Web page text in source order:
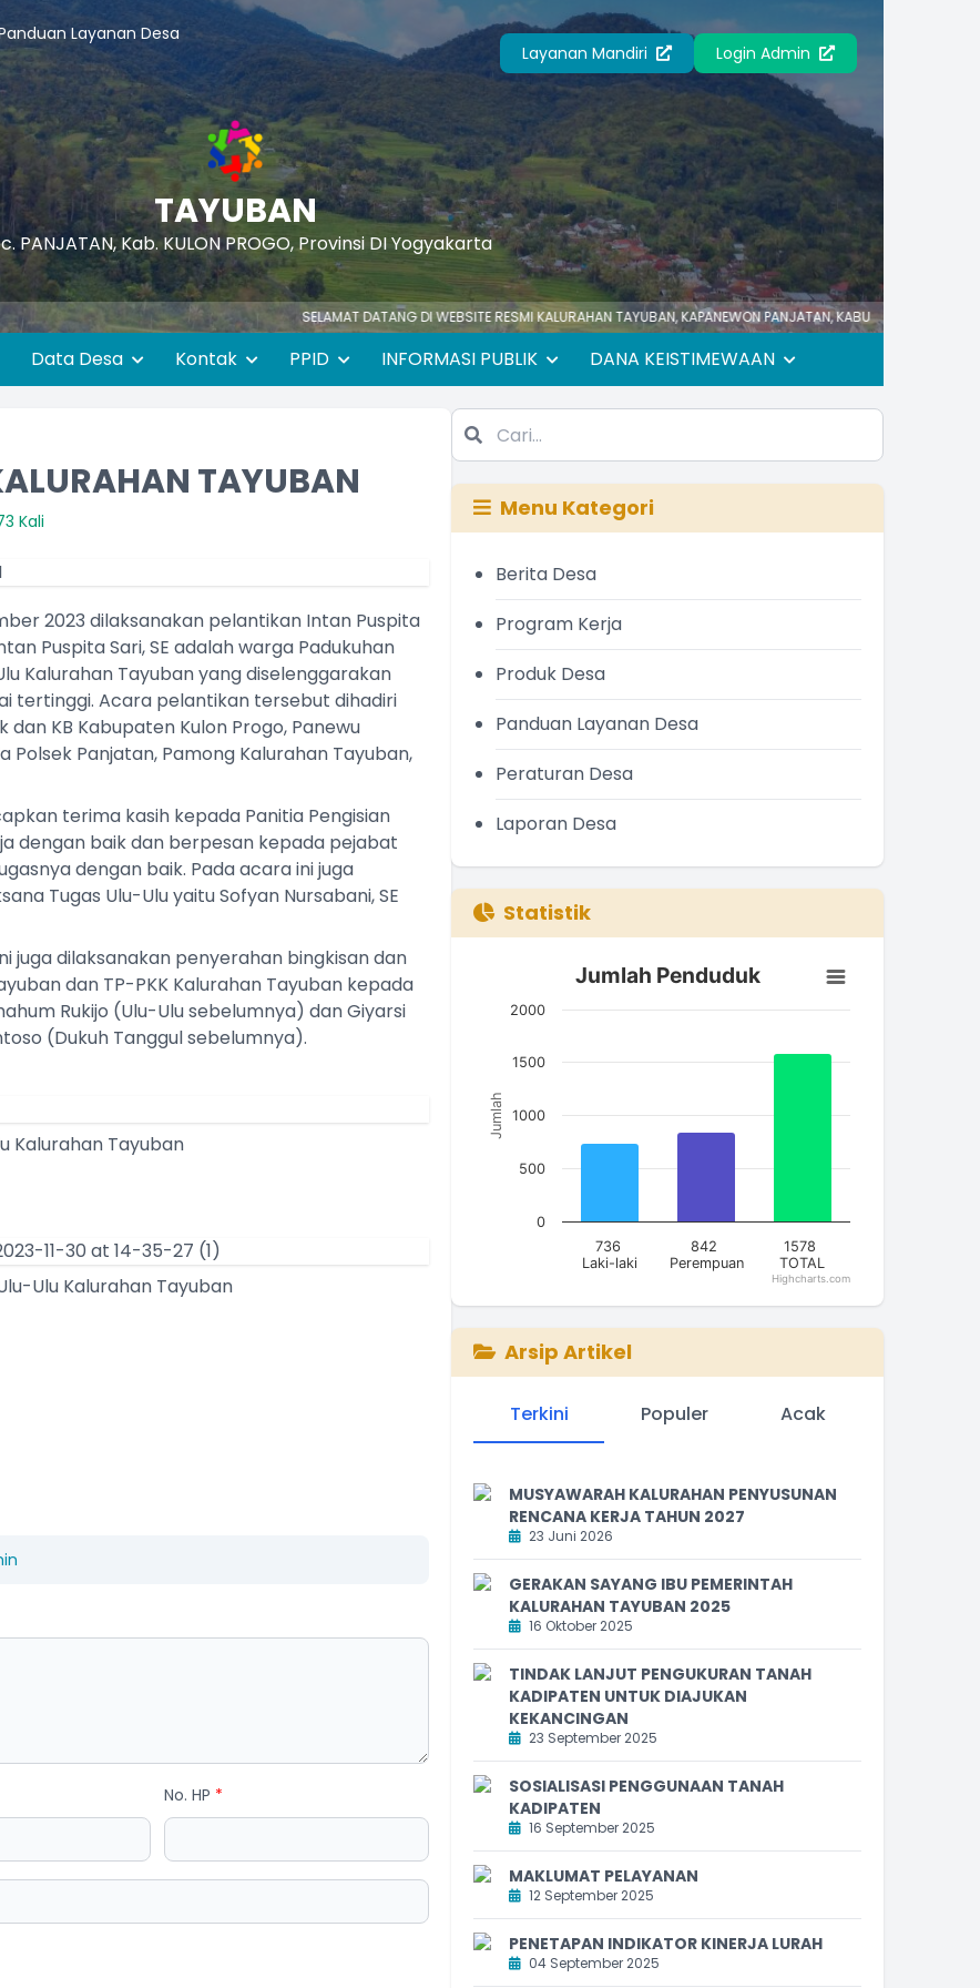
Layanan Desa
Layanan Mandiri Login Admin
TAYUBAN
PANJATAN, Kab. KULON PROGO, Provinsi DI Yogyakarta
SELAMAT DATANG DI WEBSITE RESMI KALURAHAN TAYUBAN, KAPANEWON PANJATAN, KABUPATEN KULON PROGO,
Data Desa Kontak PPID INFORMASI PUBLIK DANA KEISTIMEWAAN
TAYUBAN
Kali
2023 dilaksanakan pelantikan Intan Puspita
Puspita Sari, SE adalah warga Padukuhan
Kalurahan Tayuban yang diselenggarakan
tertinggi. Acara pelantikan tersebut dihadiri
dan KB Kabupaten Kulon Progo, Panewu
Polsek Panjatan, Pamong Kalurahan Tayuban,
terima kasih kepada Panitia Pengisian
dengan baik dan berpesan kepada pejabat
dengan baik. Pada acara ini juga
Tugas Ulu-Ulu yaitu Sofyan Nursabani, SE
juga dilaksanakan penyerahan bingkisan dan
dan TP-PKK Kalurahan Tayuban kepada
Rukijo (Ulu-Ulu sebelumnya) dan Giyarsi
(Dukuh Tanggul sebelumnya).
Kalurahan Tayuban
Ulu Kalurahan Tayuban
No. HP *
Menu Kategori
Berita Desa
Program Kerja
Produk Desa
Panduan Layanan Desa
Peraturan Desa
Laporan Desa
Statistik
Jumlah Penduduk
Bar chart with 3 bars.
The chart has 1 X axis displaying categories.
Jumlah
Jumlah Penduduk
736
Laki-laki
842
Perempuan
1578
TOTAL
0
500
1000
1500
2000
Highcharts.com
Arsip Artikel
Terkini Populer Acak
MUSYAWARAH KALURAHAN PENYUSUNAN
RENCANA KERJA TAHUN 2027
23 Juni 2026
GERAKAN SAYANG IBU PEMERINTAH
KALURAHAN TAYUBAN 2025
16 Oktober 2025
TINDAK LANJUT PENGUKURAN TANAH
KADIPATEN UNTUK DIAJUKAN
KEKANCINGAN
23 September 2025
SOSIALISASI PENGGUNAAN TANAH
KADIPATEN
16 September 2025
MAKLUMAT PELAYANAN
12 September 2025
PENETAPAN INDIKATOR KINERJA LURAH
04 September 2025